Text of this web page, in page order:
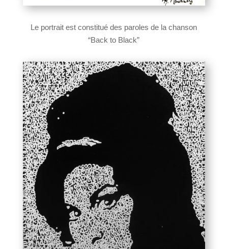
Le portrait est constitué des paroles de la chanson
“Back to Black”